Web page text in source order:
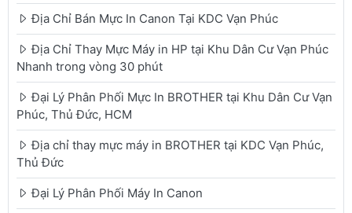
Địa Chỉ Bán Mực In Canon Tại KDC Vạn Phúc
Địa Chỉ Thay Mực Máy in HP tại Khu Dân Cư Vạn Phúc
Nhanh trong vòng 30 phút
Đại Lý Phân Phối Mực In BROTHER tại Khu Dân Cư Vạn
Phúc, Thủ Đức, HCM
Địa chỉ thay mực máy in BROTHER tại KDC Vạn Phúc,
Thủ Đức
Đại Lý Phân Phối Máy In Canon